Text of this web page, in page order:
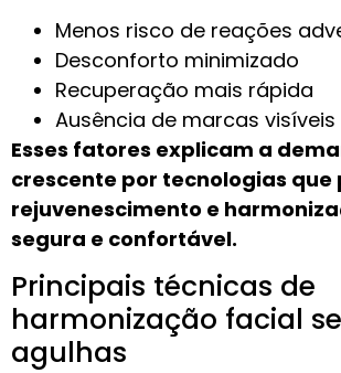
Menos risco de reações
Desconforto minimizado
Recuperação mais rápida
Ausência de marcas visíveis
Esses fatores explicam a
crescente por tecnologias que
rejuvenescimento e
segura e confortável.
Principais técnicas de
harmonização facial
agulhas